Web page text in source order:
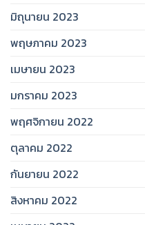
มิถุนายน 2023
พฤษภาคม 2023
เมษายน 2023
มกราคม 2023
พฤศจิกายน 2022
ตุลาคม 2022
กันยายน 2022
สิงหาคม 2022